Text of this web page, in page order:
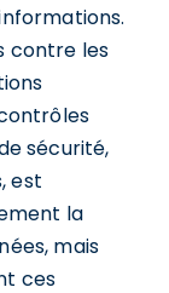
contre les
sécurité,
est
la
mais
ces